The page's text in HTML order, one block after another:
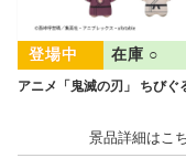
アニメ「鬼滅の刃」 ちびぐ
在庫 ○